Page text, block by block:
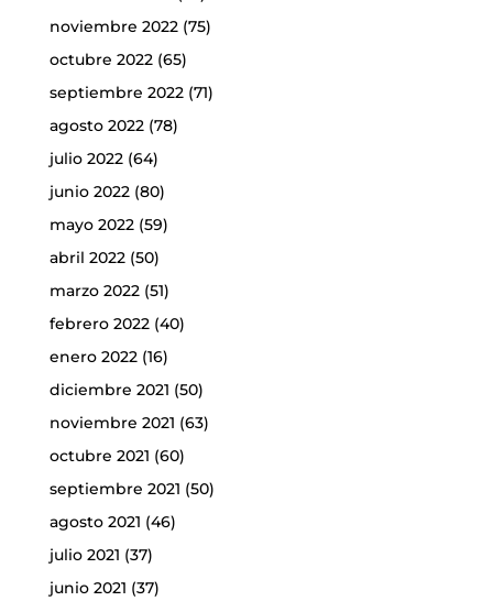
noviembre 2022(75)
octubre 2022(65)
septiembre 2022(71)
agosto 2022(78)
julio 2022(64)
junio 2022(80)
mayo 2022(59)
abril 2022(50)
marzo 2022(51)
febrero 2022(40)
enero 2022(16)
diciembre 2021 (50)
noviembre 2021 (63)
octubre 2021 (60)
septiembre 2021 (50)
agosto 2021 (46)
julio 2021 (37)
junio 2021 (37)